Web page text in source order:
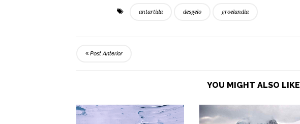
antartida desgelo groelandia
Post Anterior
YOU MIGHT ALSO LIKE